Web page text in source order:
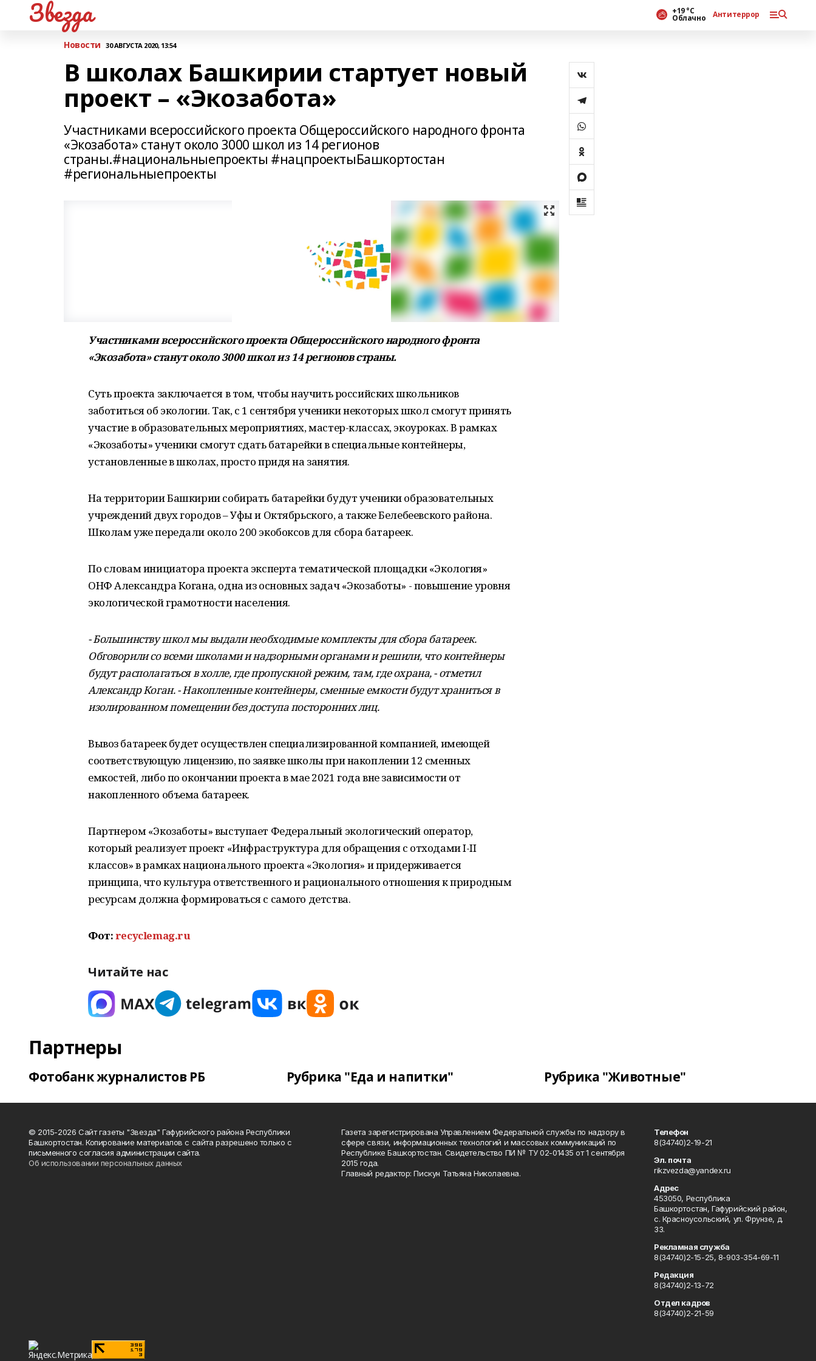
Звезда +19 °С
Облачно Антитеррор
Новости 30 АВГУСТА 2020, 13:54
В школах Башкирии стартует новый
проект – «Экозабота»
Участниками всероссийского проекта Общероссийского народного фронта
«Экозабота» станут около 3000 школ из 14 регионов
страны.#национальныепроекты #нацпроектыБашкортостан
#региональныепроекты
Участниками всероссийского проекта Общероссийского народного фронта
«Экозабота» станут около 3000 школ из 14 регионов страны.
Суть проекта заключается в том, чтобы научить российских школьников
заботиться об экологии. Так, с 1 сентября ученики некоторых школ смогут принять
участие в образовательных мероприятиях, мастер-классах, экоуроках. В рамках
«Экозаботы» ученики смогут сдать батарейки в специальные контейнеры,
установленные в школах, просто придя на занятия.
На территории Башкирии собирать батарейки будут ученики образовательных
учреждений двух городов – Уфы и Октябрьского, а также Белебеевского района.
Школам уже передали около 200 экобоксов для сбора батареек.
По словам инициатора проекта эксперта тематической площадки «Экология»
ОНФ Александра Когана, одна из основных задач «Экозаботы» - повышение уровня
экологической грамотности населения.
- Большинству школ мы выдали необходимые комплекты для сбора батареек.
Обговорили со всеми школами и надзорными органами и решили, что контейнеры
будут располагаться в холле, где пропускной режим, там, где охрана, - отметил
Александр Коган. - Накопленные контейнеры, сменные емкости будут храниться в
изолированном помещении без доступа посторонних лиц.
Вывоз батареек будет осуществлен специализированной компанией, имеющей
соответствующую лицензию, по заявке школы при накоплении 12 сменных
емкостей, либо по окончании проекта в мае 2021 года вне зависимости от
накопленного объема батареек.
Партнером «Экозаботы» выступает Федеральный экологический оператор,
который реализует проект «Инфраструктура для обращения с отходами I-II
классов» в рамках национального проекта «Экология» и придерживается
принципа, что культура ответственного и рационального отношения к природным
ресурсам должна формироваться с самого детства.
Фот:recyclemag.ru
Читайте нас
Партнеры
Фотобанк журналистов РБ Рубрика "Еда и напитки" Рубрика "Животные"
© 2015-2026 Сайт газеты "Звезда" Гафурийского района Республики
Башкортостан. Копирование материалов с сайта разрешено только с
письменного согласия администрации сайта.
Об использовании персональных данных
Газета зарегистрирована Управлением Федеральной службы по надзору в
сфере связи, информационных технологий и массовых коммуникаций по
Республике Башкортостан. Свидетельство ПИ № ТУ 02-01435 от 1 сентября
2015 года.
Главный редактор: Пискун Татьяна Николаевна.
Телефон
8(34740)2-19-21
Эл. почта
rikzvezda@yandex.ru
Адрес
453050, Республика
Башкортостан, Гафурийский район,
с. Красноусольский, ул. Фрунзе, д.
33.
Рекламная служба
8(34740)2-15-25, 8-903-354-69-11
Редакция
8(34740)2-13-72
Отдел кадров
8(34740)2-21-59